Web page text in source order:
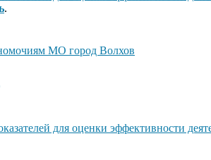
.
МО город Волхов
для оценки эффективности